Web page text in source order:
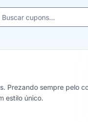
cupons e lojas
Prezando sempre pelo
estilo único.